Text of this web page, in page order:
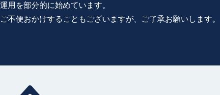
運用を部分的に始めています。
ご不便おかけすることもございますが、ご了承お願いします。